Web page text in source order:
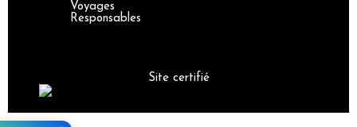
Voyages
Responsables
Site certifié